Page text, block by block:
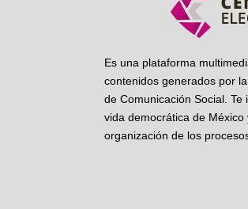
Es una plataforma
contenidos generados por
de Comunicación Social.
vida democrática de
organización de los